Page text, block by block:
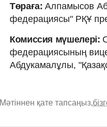
Төраға:Алпамысов
федерациясы" РҚҰ
Комиссия мүшелері:
федерациясының
Абдукамалұлы,
Мәтіннен қате тапсаңыз,